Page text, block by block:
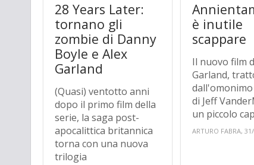
28 Years Later:
tornano gli
zombie di Danny
Boyle e Alex
Garland
(Quasi) ventotto anni
dopo il primo film della
serie, la saga post-
apocalittica britannica
torna con una nuova
trilogia
è inutile
scappare
Il nuovo film
Garland,
di Jeff
un piccolo
ARTURO FABRA,